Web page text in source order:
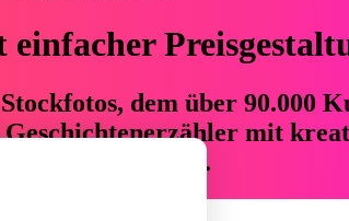
dem über 90.000
mit
einsparen.